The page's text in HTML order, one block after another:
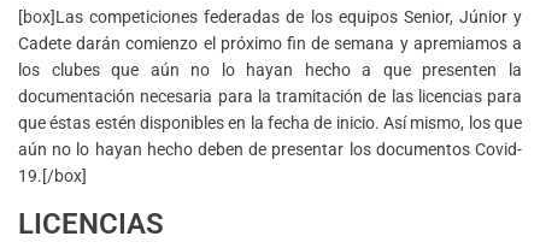
[box]Las competiciones federadas de los equipos Senior, Júnior y
Cadete darán comienzo el próximo fin de semana y apremiamos a
los clubes que aún no lo hayan hecho a que presenten la
documentación necesaria para la tramitación de las licencias para
que éstas estén disponibles en la fecha de inicio. Así mismo, los que
aún no lo hayan hecho deben de presentar los documentos Covid-
19.[/box]
LICENCIAS